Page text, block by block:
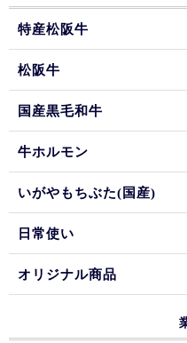
特産松阪牛
松阪牛
国産黒毛和牛
牛ホルモン
いがやもちぶた(国産)
日常使い
オリジナル商品